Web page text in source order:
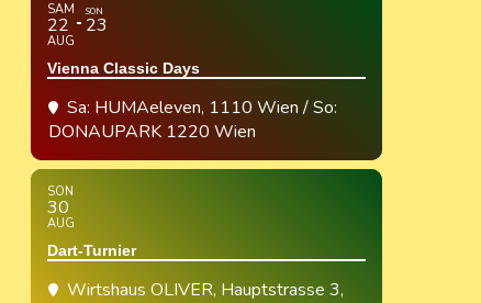
SAM
22
AUG
SON
23
Vienna Classic Days
Sa: HUMAeleven, 1110 Wien / So:
DONAUPARK 1220 Wien
SON
30
AUG
Dart-Turnier
Wirtshaus OLIVER, Hauptstrasse 3,